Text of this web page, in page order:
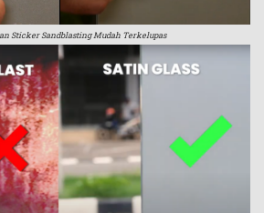
Sticker Sandblasting Mudah Terkelupas